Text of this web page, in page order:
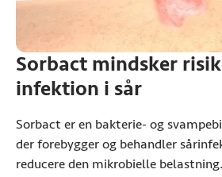
Sorbact mindsker
infektion i sår
Sorbact er en bakterie- og
der forebygger og behandler
reducere den mikrobielle belastning.